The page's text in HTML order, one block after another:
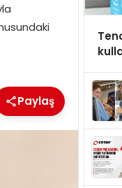
Paylaş